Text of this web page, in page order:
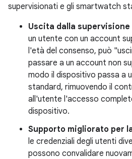
supervisionati e gli smartwatch
Uscita dalla
un utente con un account
l'età del consenso, può
passare a un account non
modo il dispositivo passa a
standard, rimuovendo il
all'utente l'accesso
dispositivo.
Supporto migliorato per
le credenziali degli utenti
possono convalidare